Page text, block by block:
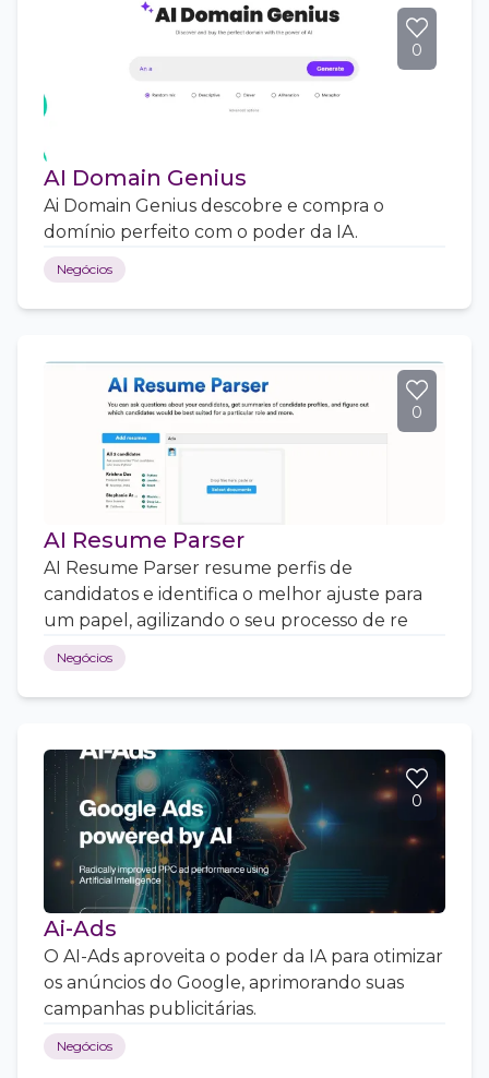
0
AI Domain Genius
Ai Domain Genius descobre e compra o
domínio perfeito com o poder da IA.
Negócios
0
AI Resume Parser
AI Resume Parser resume perfis de
candidatos e identifica o melhor ajuste para
um papel, agilizando o seu processo de re
Negócios
0
Ai-Ads
O AI-Ads aproveita o poder da IA para otimizar
os anúncios do Google, aprimorando suas
campanhas publicitárias.
Negócios